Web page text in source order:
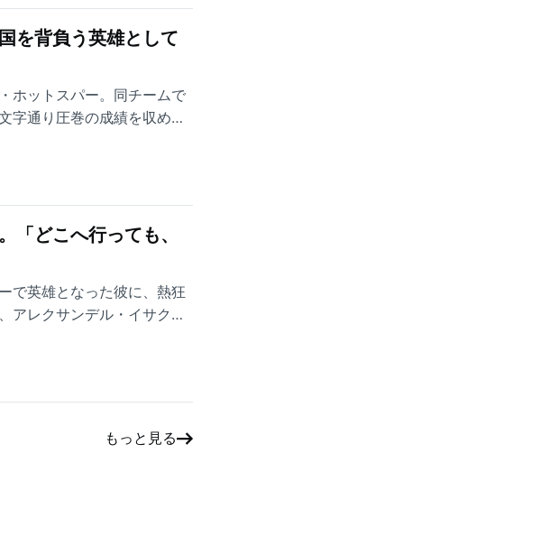
を背負う英雄として
ホットスパー。同チームで
字通り圧巻の成績を収めて
初は「サッカーを楽しい
藤。韓国を代表するもう一
く。
「どこへ行っても、
で英雄となった彼に、熱狂
アレクサンデル・イサク本
ごす時間を大切にする、
っているのか。
もっと見る